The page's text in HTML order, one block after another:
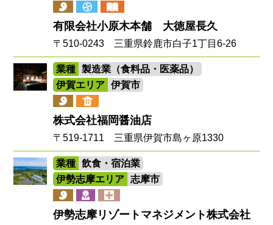
有限会社小原木本舗 大徳屋長久
〒510-0243 三重県鈴鹿市白子1丁目6-26
業種
製造業（食料品・医薬品）
伊賀エリア
伊賀市
株式会社福岡醤油店
〒519-1711 三重県伊賀市島ヶ原1330
業種
飲食・宿泊業
伊勢志摩エリア
志摩市
伊勢志摩リゾートマネジメント株式会社